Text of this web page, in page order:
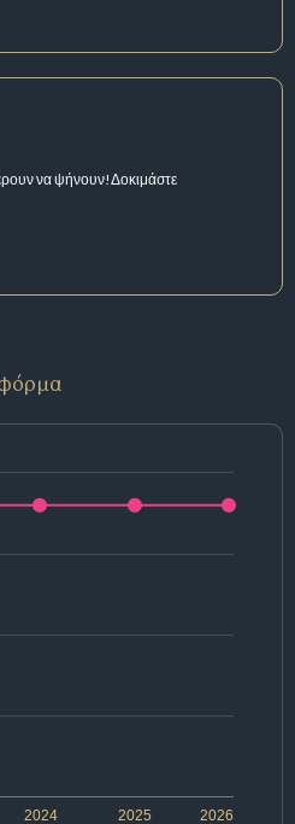
να ψήνουν!Δοκιμάστε
2024 2026
2025